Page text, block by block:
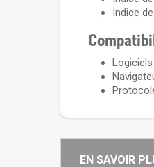
Indice
EN SAVOIR